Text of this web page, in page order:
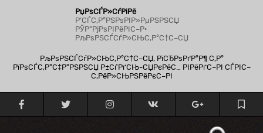
РџРѕСЃР»СѓРіРё
Р’СЃС‚Р°РЅРѕРІР»РµРЅРЅСЏ
РЎР°РјРѕРІРёРІС–Р·
РљРѕРЅСЃСѓР»СЊС‚Р°С†С–СЏ
РљРѕРЅСЃСѓР»СЊС‚Р°С†С–СЏ, РїСЂРѕРґР°Р¶ С‚Р°
РїРѕСЃС‚Р°С‡Р°РЅРЅСЏ Р±СѓРґСЊ-СЏРєРёС… РІРёРґС–РІ СЃРІС–
С‚РёР»СЊРЅРёРєС–РІ